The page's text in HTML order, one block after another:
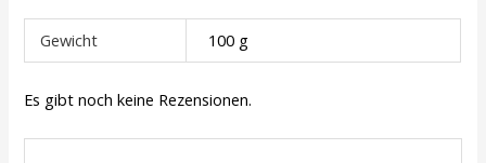
Gewicht 100 g
Es gibt noch keine Rezensionen.